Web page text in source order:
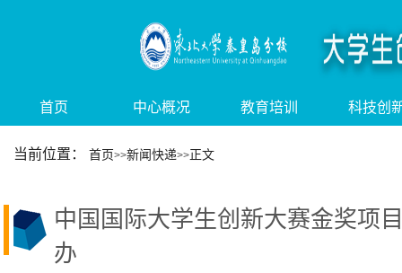
首页 中心概况 教育培训 科技创
当前位置： 首页>>新闻快递>>正文
中国国际大学生创新大赛金奖项
办